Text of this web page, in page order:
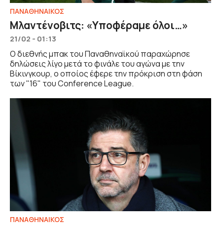
ΠΑΝΑΘΗΝΑΙΚΟΣ
Μλαντένοβιτς: «Υποφέραμε όλοι…»
21/02 - 01:13
Ο διεθνής μπακ του Παναθηναϊκού παραχώρησε
δηλώσεις λίγο μετά το φινάλε του αγώνα με την
Βίκινγκουρ, ο οποίος έφερε την πρόκριση στη φάση
των "16" του Conference League.
ΠΑΝΑΘΗΝΑΙΚΟΣ